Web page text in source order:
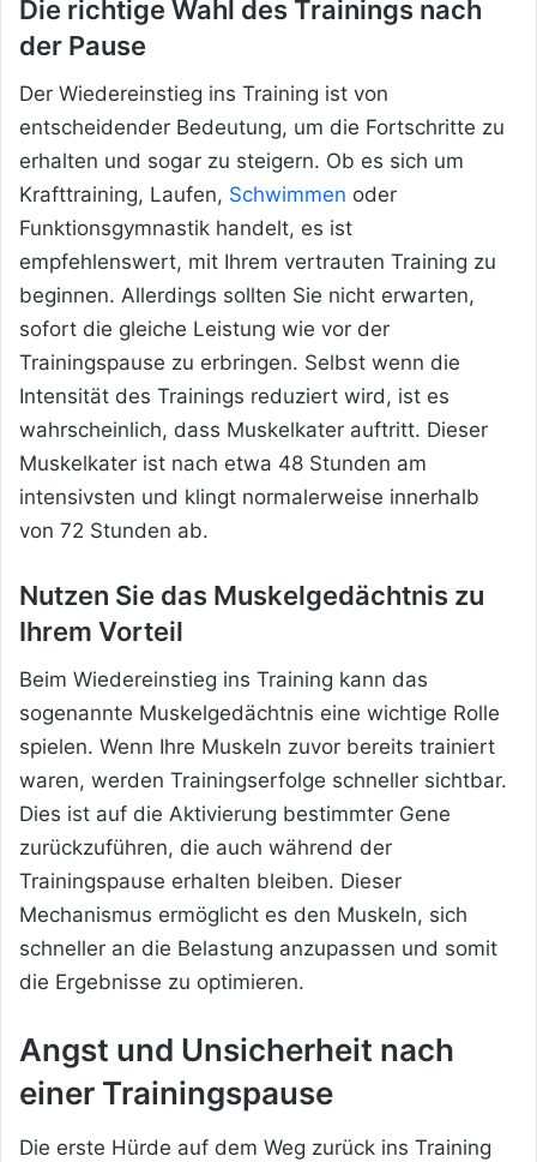
Die richtige Wahl des Trainings nach
der Pause
Der Wiedereinstieg ins Training ist von
entscheidender Bedeutung, um die Fortschritte zu
erhalten und sogar zu steigern. Ob es sich um
Krafttraining, Laufen, Schwimmen oder
Funktionsgymnastik handelt, es ist
empfehlenswert, mit Ihrem vertrauten Training zu
beginnen. Allerdings sollten Sie nicht erwarten,
sofort die gleiche Leistung wie vor der
Trainingspause zu erbringen. Selbst wenn die
Intensität des Trainings reduziert wird, ist es
wahrscheinlich, dass Muskelkater auftritt. Dieser
Muskelkater ist nach etwa 48 Stunden am
intensivsten und klingt normalerweise innerhalb
von 72 Stunden ab.
Nutzen Sie das Muskelgedächtnis zu
Ihrem Vorteil
Beim Wiedereinstieg ins Training kann das
sogenannte Muskelgedächtnis eine wichtige Rolle
spielen. Wenn Ihre Muskeln zuvor bereits trainiert
waren, werden Trainingserfolge schneller sichtbar.
Dies ist auf die Aktivierung bestimmter Gene
zurückzuführen, die auch während der
Trainingspause erhalten bleiben. Dieser
Mechanismus ermöglicht es den Muskeln, sich
schneller an die Belastung anzupassen und somit
die Ergebnisse zu optimieren.
Angst und Unsicherheit nach
einer Trainingspause
Die erste Hürde auf dem Weg zurück ins Training